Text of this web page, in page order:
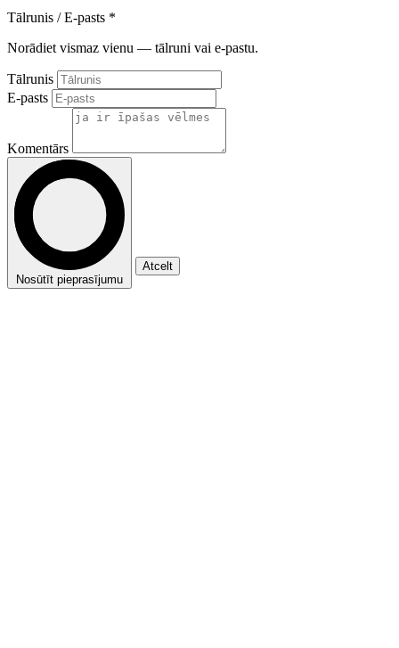
Tālrunis / E-pasts *
Norādiet vismaz vienu — tālruni vai e-pastu.
Tālrunis
E-pasts
Komentārs
Nosūtīt pieprasījumu
Atcelt